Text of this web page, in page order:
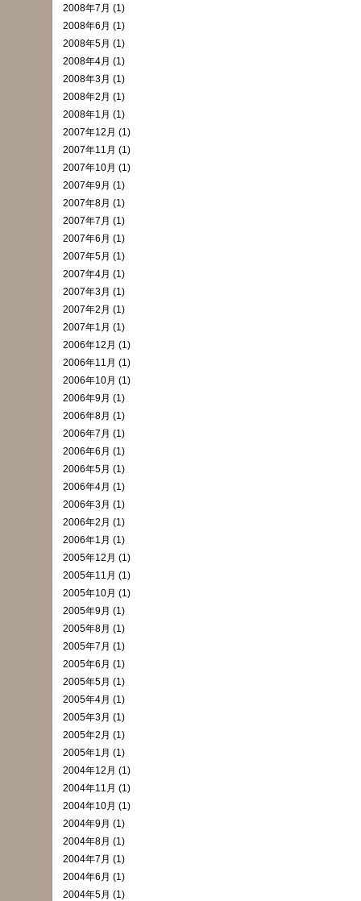
2008年7月 (1)
2008年6月 (1)
2008年5月 (1)
2008年4月 (1)
2008年3月 (1)
2008年2月 (1)
2008年1月 (1)
2007年12月 (1)
2007年11月 (1)
2007年10月 (1)
2007年9月 (1)
2007年8月 (1)
2007年7月 (1)
2007年6月 (1)
2007年5月 (1)
2007年4月 (1)
2007年3月 (1)
2007年2月 (1)
2007年1月 (1)
2006年12月 (1)
2006年11月 (1)
2006年10月 (1)
2006年9月 (1)
2006年8月 (1)
2006年7月 (1)
2006年6月 (1)
2006年5月 (1)
2006年4月 (1)
2006年3月 (1)
2006年2月 (1)
2006年1月 (1)
2005年12月 (1)
2005年11月 (1)
2005年10月 (1)
2005年9月 (1)
2005年8月 (1)
2005年7月 (1)
2005年6月 (1)
2005年5月 (1)
2005年4月 (1)
2005年3月 (1)
2005年2月 (1)
2005年1月 (1)
2004年12月 (1)
2004年11月 (1)
2004年10月 (1)
2004年9月 (1)
2004年8月 (1)
2004年7月 (1)
2004年6月 (1)
2004年5月 (1)